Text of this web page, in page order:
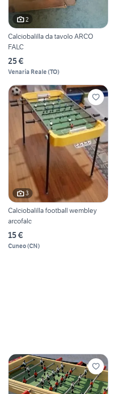
2
Calciobalilla da tavolo ARCO
FALC
25 €
Venaria Reale(TO)
3
Calciobalilla football wembley
arcofalc
15 €
Cuneo(CN)